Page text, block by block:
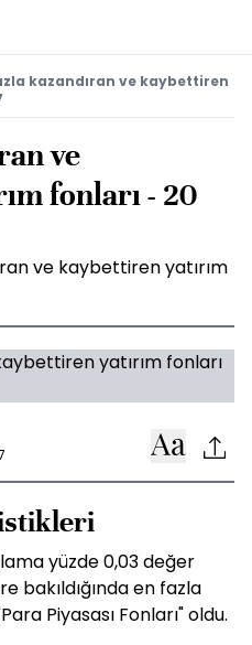
kazandıran ve kaybettiren
ve
fonları - 20
ve kaybettiren yatırım
yüzde 0,03 değer
bakıldığında en fazla
Piyasası Fonları" oldu.